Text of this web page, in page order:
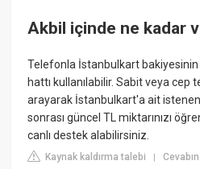
Akbil içinde ne kadar
Telefonla İstanbulkart
hattı kullanılabilir. Sabit veya cep
arayarak İstanbulkart'a ait
sonrası güncel TL miktarınızı
canlı destek alabilirsiniz.
Kaynak kaldırma talebi |